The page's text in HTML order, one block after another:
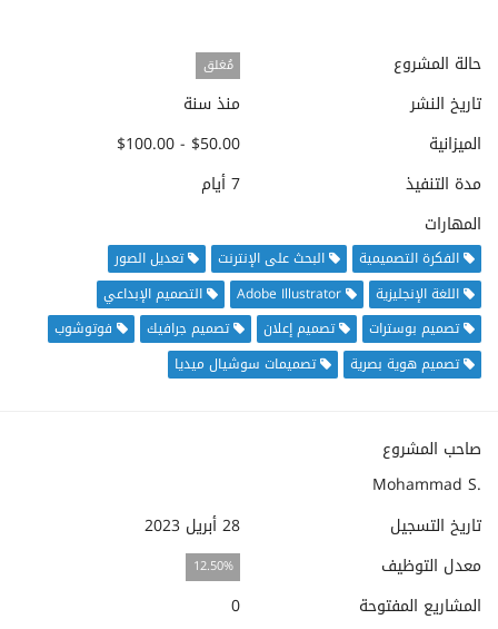
حالة المشروع مُغلق
تاريخ النشر
منذ سنة
الميزانية
$50.00 - $100.00
مدة التنفيذ
7 أيام
المهارات
الفكرة التصميمية البحث على الإنترنت
تعديل الصور
اللغة الإنجليزية
Adobe Illustrator
التصميم الإبداعي
تصميم بوسترات
تصميم إعلان تصميم جرافيك
فوتوشوب
تصميم هوية بصرية
تصميمات سوشيال ميديا
صاحب المشروع
Mohammad S.
تاريخ التسجيل
28 أبريل 2023
معدل التوظيف
12.50%
المشاريع المفتوحة
0